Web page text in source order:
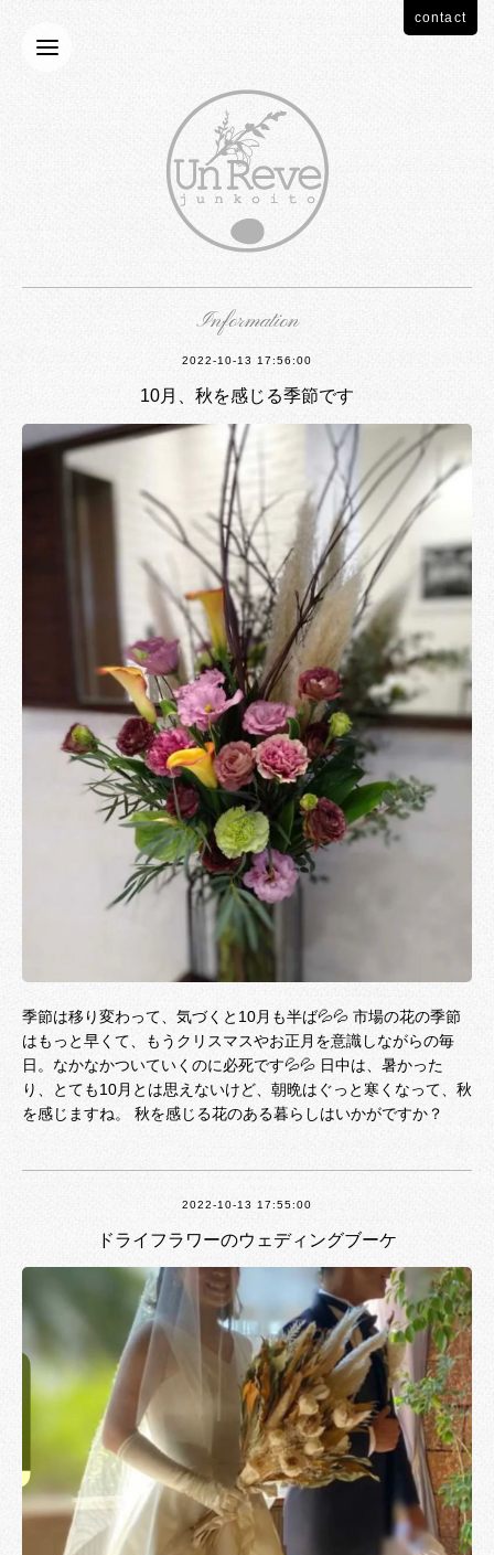
contact
Information
2022-10-13 17:56:00
10月、秋を感じる季節です
季節は移り変わって、気づくと10月も半ば💦💦 市場の花の季節
はもっと早くて、もうクリスマスやお正月を意識しながらの毎
日。なかなかついていくのに必死です💦💦 日中は、暑かった
り、とても10月とは思えないけど、朝晩はぐっと寒くなって、秋
を感じますね。 秋を感じる花のある暮らしはいかがですか？
2022-10-13 17:55:00
ドライフラワーのウェディングブーケ